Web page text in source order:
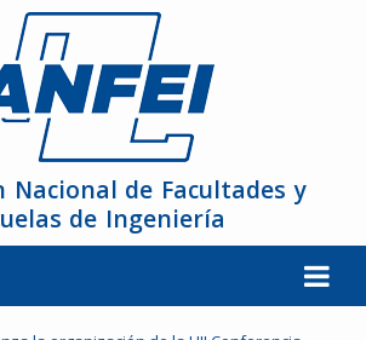
Nacional de Facultades y
de Ingeniería